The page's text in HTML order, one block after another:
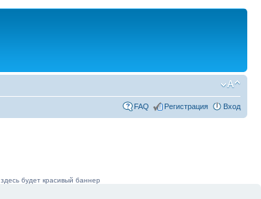
FAQ Регистрация Вход
здесь будет красивый баннер